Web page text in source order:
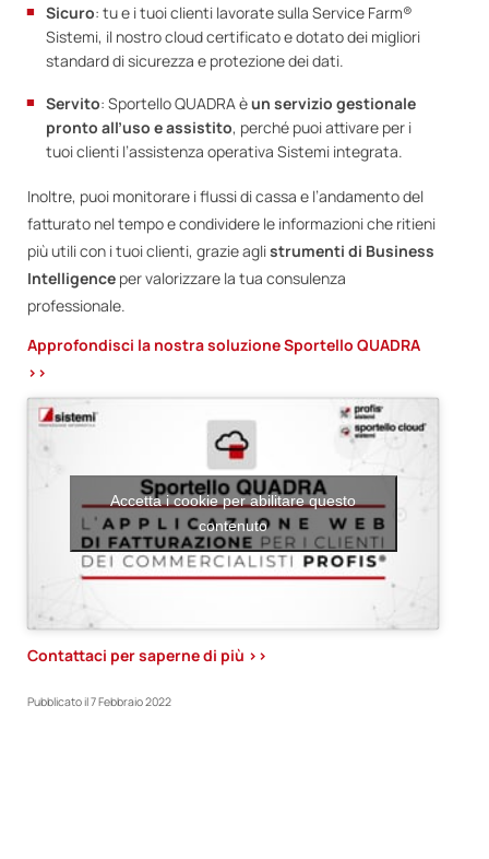
Sicuro: tu e i tuoi clienti lavorate sulla Service Farm®
Sistemi, il nostro cloud certificato e dotato dei migliori
standard di sicurezza e protezione dei dati.
Servito: Sportello QUADRA èun servizio gestionale
pronto all’uso e assistito, perché puoi attivare per i
tuoi clienti l’assistenza operativa Sistemi integrata.
Inoltre, puoi monitorare i flussi di cassa e l’andamento del
fatturato nel tempo e condividere le informazioni che ritieni
più utili con i tuoi clienti, grazie aglistrumenti di Business
Intelligence per valorizzare la tua consulenza
professionale.
Approfondisci la nostra soluzione Sportello QUADRA
>>
Accetta i cookie per abilitare questo
contenuto
Contattaci per saperne di più >>
Pubblicato il7 Febbraio 2022